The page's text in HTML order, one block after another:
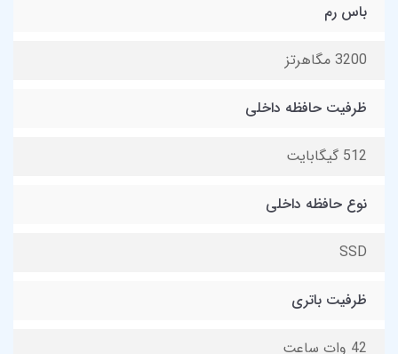
باس رم
3200 مگاهرتز
ظرفیت حافظه داخلی
512 گیگابایت
نوع حافظه داخلی
SSD
ظرفیت باتری
42 وات ساعت